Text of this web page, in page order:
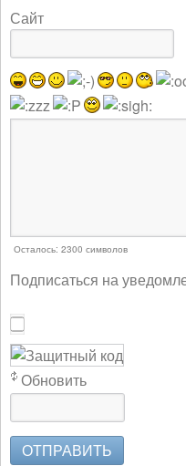
Сайт
Осталось: 2300 символов
Подписаться на
Обновить
ОТПРАВИТЬ